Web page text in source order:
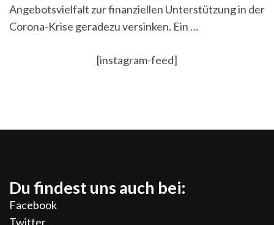
Angebotsvielfalt zur finanziellen Unterstützung in der
Corona-Krise geradezu versinken. Ein …
[instagram-feed]
Du findest uns auch bei:
Facebook
Twitter